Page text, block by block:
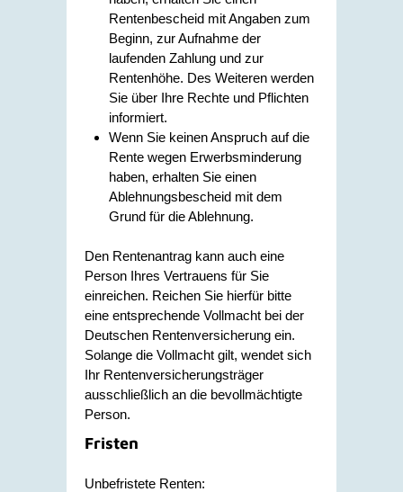
Rentenbescheid mit Angaben zum
Beginn, zur Aufnahme der
laufenden Zahlung und zur
Rentenhöhe. Des Weiteren werden
Sie über Ihre Rechte und Pflichten
informiert.
Wenn Sie keinen Anspruch auf die
Rente wegen Erwerbsminderung
haben, erhalten Sie einen
Ablehnungsbescheid mit dem
Grund für die Ablehnung.
Den Rentenantrag kann auch eine
Person Ihres Vertrauens für Sie
einreichen. Reichen Sie hierfür bitte
eine entsprechende Vollmacht bei der
Deutschen Rentenversicherung ein.
Solange die Vollmacht gilt, wendet sich
Ihr Rentenversicherungsträger
ausschließlich an die bevollmächtigte
Person.
Fristen
Unbefristete Renten: